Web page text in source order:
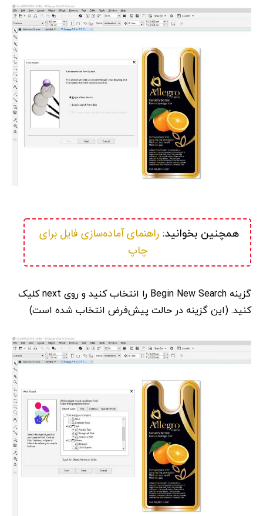
همچنین بخوانید:
چاپ
گزینه Begin New Search را انتخاب کنید و روی next کلیک
کنید. (این گزینه در حالت پیش‌فرض انتخاب شده است)